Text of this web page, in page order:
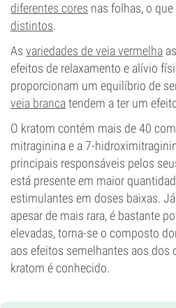
diferentes cores nas folhas, o
distintos.
As variedades de veia vermelha
efeitos de relaxamento e alívio
proporcionam um equilíbrio de
veia brancatendem a ter um
O kratom contém mais de 40
mitraginina e a 7-
principais responsáveis pelos
está presente em maior
estimulantes em doses baixas.
apesar de mais rara, é bastante
elevadas, torna-se o composto
aos efeitos semelhantes aos dos
kratom é conhecido.